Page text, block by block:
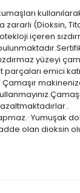
(Dioksin,
içeren
yüzeyi
alt parçaları emici
Çamaşır
Yumuşak
olan dioksin